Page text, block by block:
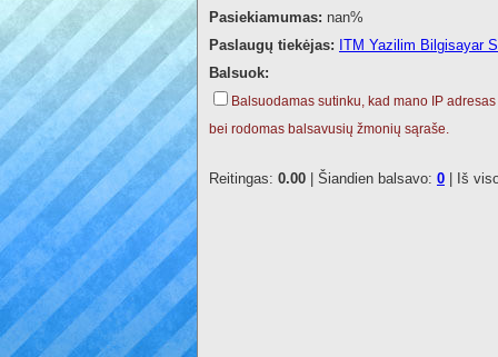
Pasiekiamumas: nan%
Paslaugų tiekėjas: ITM Yazilim Bilgisayar
Balsuok:
Balsuodamas sutinku, kad mano IP
bei rodomas balsavusių žmonių sąraše.
Reitingas: 0.00 | Šiandien balsavo: 0 | Iš